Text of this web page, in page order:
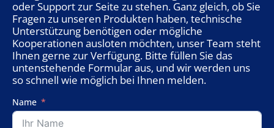
oder Support zur Seite zu stehen. Ganz gleich, ob Sie
Fragen zu unseren Produkten haben, technische
Unterstützung benötigen oder mögliche
Kooperationen ausloten möchten, unser Team steht
Ihnen gerne zur Verfügung. Bitte füllen Sie das
untenstehende Formular aus, und wir werden uns
so schnell wie möglich bei Ihnen melden.
Name